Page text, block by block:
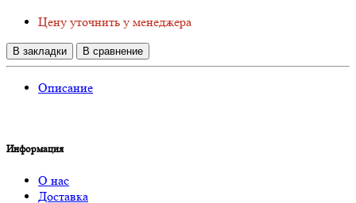
Цену уточнить у менеджера
В закладки В сравнение
Описание
Информация
О нас
Доставка